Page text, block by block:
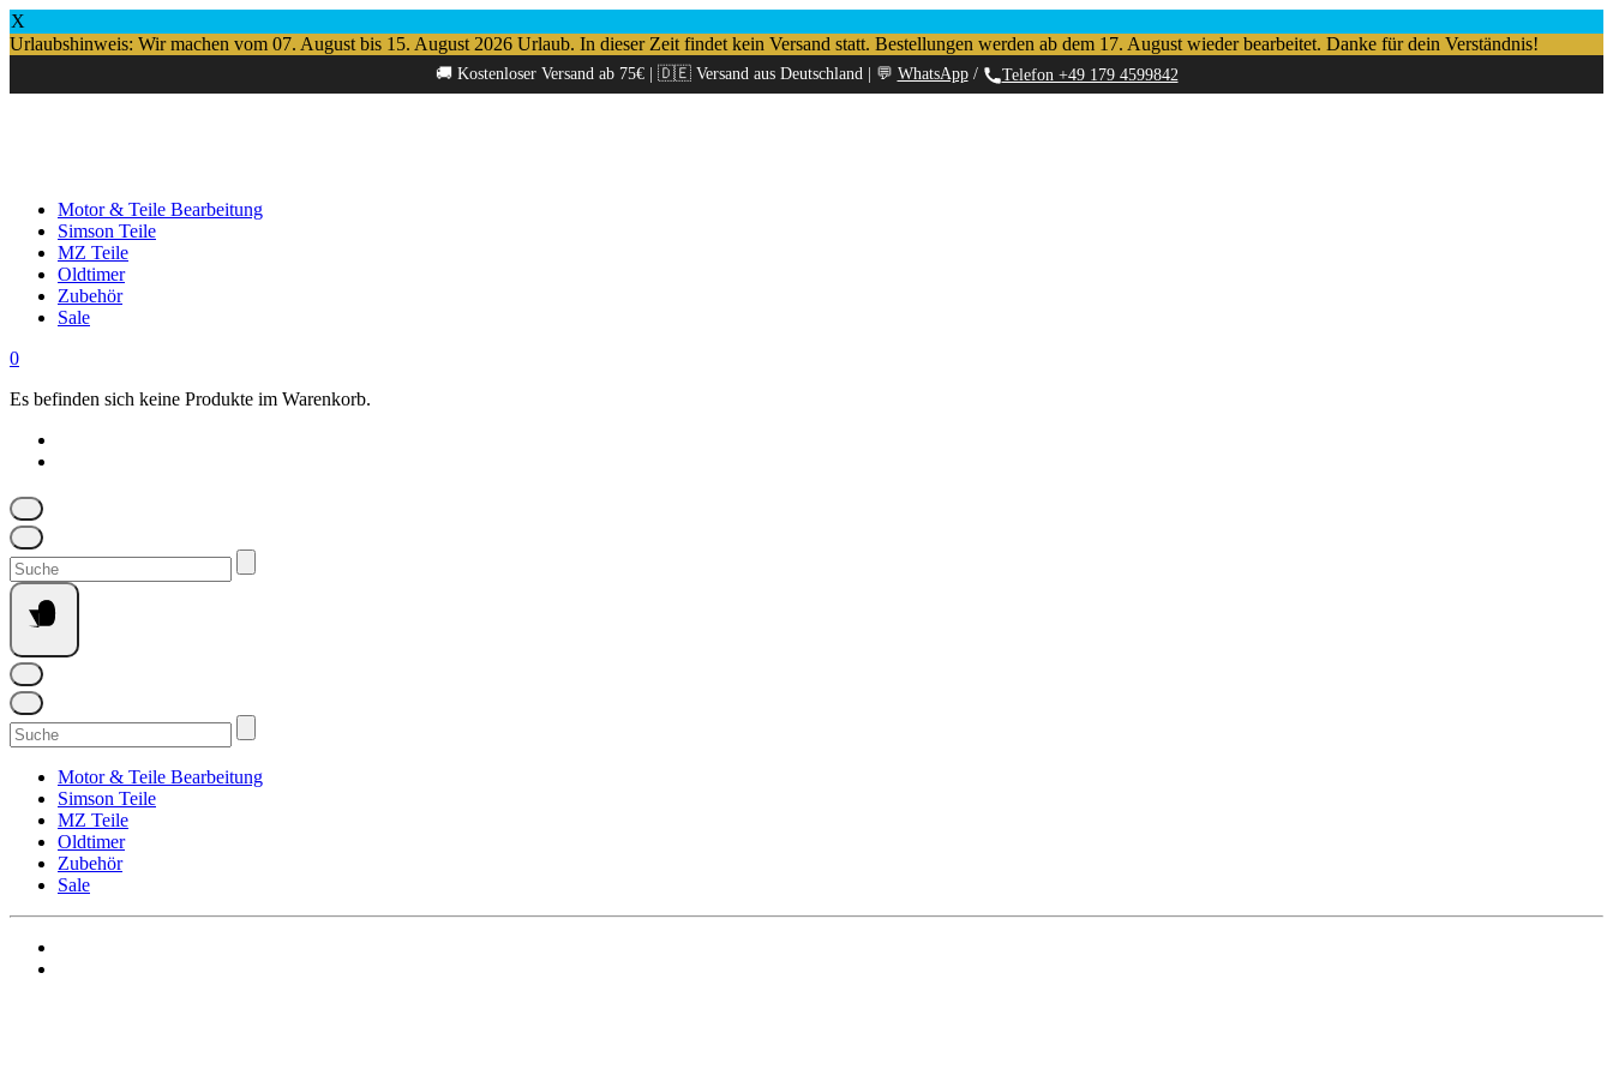
X
Urlaubshinweis: Wir machen vom 07. August bis 15. August 2026 Urlaub. In dieser Zeit findet kein Versand statt. Bestellungen werden ab dem 17. August wieder bearbeitet. Danke für dein Verständnis!
🚚 Kostenloser Versand ab 75€ | 🇩🇪 Versand aus Deutschland | 💬 WhatsApp/ Telefon +49 179 4599842
Motor & Teile Bearbeitung
Simson Teile
MZ Teile
Oldtimer
Zubehör
Sale
0
Es befinden sich keine Produkte im Warenkorb.
Suchen
nach:
Suchen
nach:
Motor & Teile Bearbeitung
Simson Teile
MZ Teile
Oldtimer
Zubehör
Sale